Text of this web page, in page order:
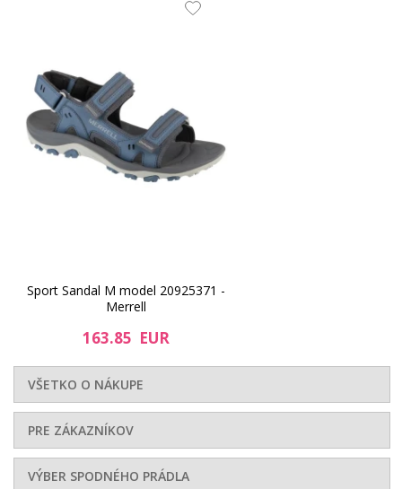
Sport Sandal M model 20925371 -
Merrell
163.85 EUR
VŠETKO O NÁKUPE
PRE ZÁKAZNÍKOV
VÝBER SPODNÉHO PRÁDLA